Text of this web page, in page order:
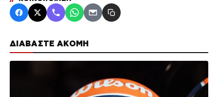
ΔΙΑΒΑΣΤΕ ΑΚΟΜΗ